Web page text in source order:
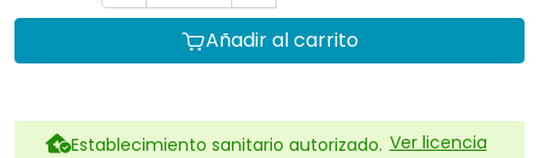
Añadir al carrito
Establecimiento sanitario autorizado. Ver licencia